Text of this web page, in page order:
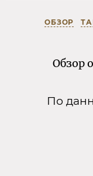
ОБЗОР
Обзор
По